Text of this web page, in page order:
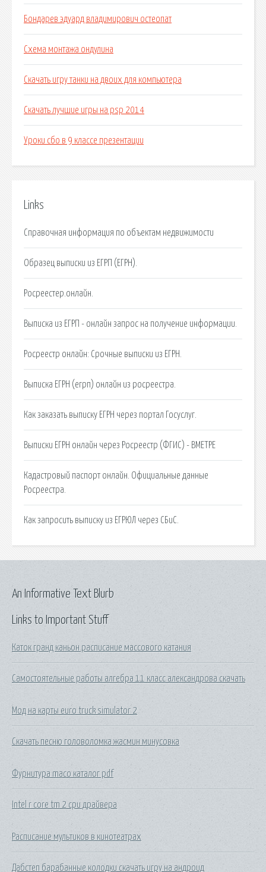
Бондарев эдуард владимирович остеопат
Схема монтажа ондулина
Скачать игру танки на двоих для компьютера
Скачать лучшие игры на psp 2014
Уроки сбо в 9 классе презентации
Links
Справочная информация по объектам недвижимости
Образец выписки из ЕГРП (ЕГРН).
Росреестер.онлайн.
Выписка из ЕГРП - онлайн запрос на получение информации.
Росреестр онлайн: Срочные выписки из ЕГРН.
Выписка ЕГРН (егрп) онлайн из росреестра.
Как заказать выписку ЕГРН через портал Госуслуг.
Выписки ЕГРН онлайн через Росреестр (ФГИС) - ВМЕТРЕ
Кадастровый паспорт онлайн. Официальные данные
Росреестра.
Как запросить выписку из ЕГРЮЛ через СБиС.
Links to Important Stuff
Каток гранд каньон расписание массового катания
Самостоятельные работы алгебра 11 класс александрова скачать
Мод на карты euro truck simulator 2
Скачать песню головоломка жасмин минусовка
Фурнитура maco каталог pdf
Intel r core tm 2 cpu драйвера
Расписание мультиков в кинотеатрах
Дабстеп барабанные колодки скачать игру на андроид
An Informative Text Blurb